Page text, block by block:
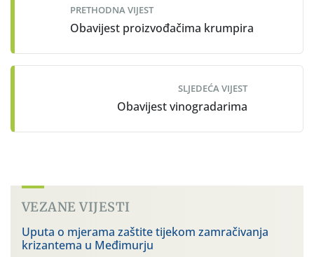
PRETHODNA VIJEST
Obavijest proizvođačima krumpira
SLJEDEĆA VIJEST
Obavijest vinogradarima
VEZANE VIJESTI
Uputa o mjerama zaštite tijekom zamračivanja
krizantema u Međimurju